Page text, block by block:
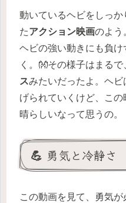
動いているヘビをしっ
たアクション映画のよう
ヘビの強い動きにも負
く。👐その様子はまる
スみたいだったよ。ヘ
げられていくけど、こ
晴らしいなって思うの。
💪 勇気と冷静さ
この動画を見て、勇気